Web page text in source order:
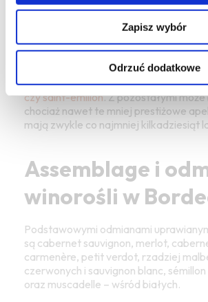
Zapisz wybór
Odrzuć dodatkowe
ułamek to wina najwyższej klasy, o
wysokiej cenie i prestiżu.
Większość z nas na pewno skojarzy
sauternes, graves, margaux, médoc,
julien, saint-estèphe, pessac-léognan,
czy saint-émilion. Z pozostałymi
chociaż nawet te mniej prestiżowe
mają zwykle co najmniej kilkadziesiąt
Assemblage i
winorośli w
Podstawowymi odmianami
są cabernet sauvignon, merlot,
carmenère, petit verdot, rzadziej
czerwonych i sauvignon blanc, sémillon
oraz muscadelle – wśród białych.